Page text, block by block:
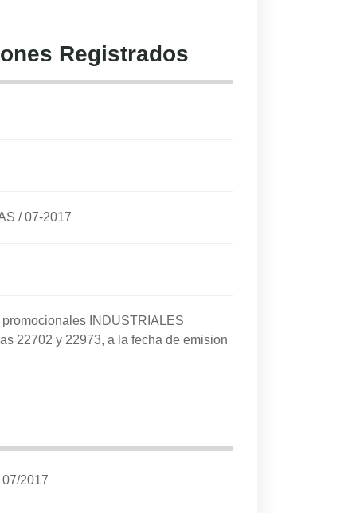
Registrados
/07-2017
INDUSTRIALES
22702 y 22973, a la fecha de emision
07/2017